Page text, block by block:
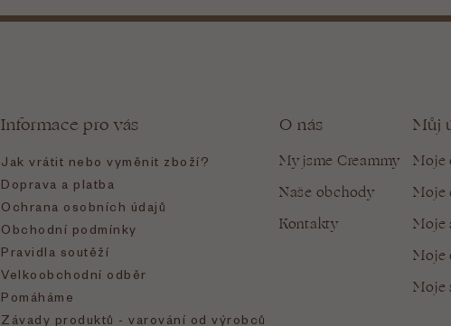
Informace pro vás
Jak vrátit nebo vyměnit zboží?
Doprava a platba
Ochrana osobních údajů
Obchodní podmínky
Pravidla soutěží
Velkoobchodní odběr
Pomáháme
Závady produktů - varování od výrobců
O nás
My jsme Creammy
Naše obchody
Kontakty
Můj
Moje
Moje
Moje
Moje
Moje